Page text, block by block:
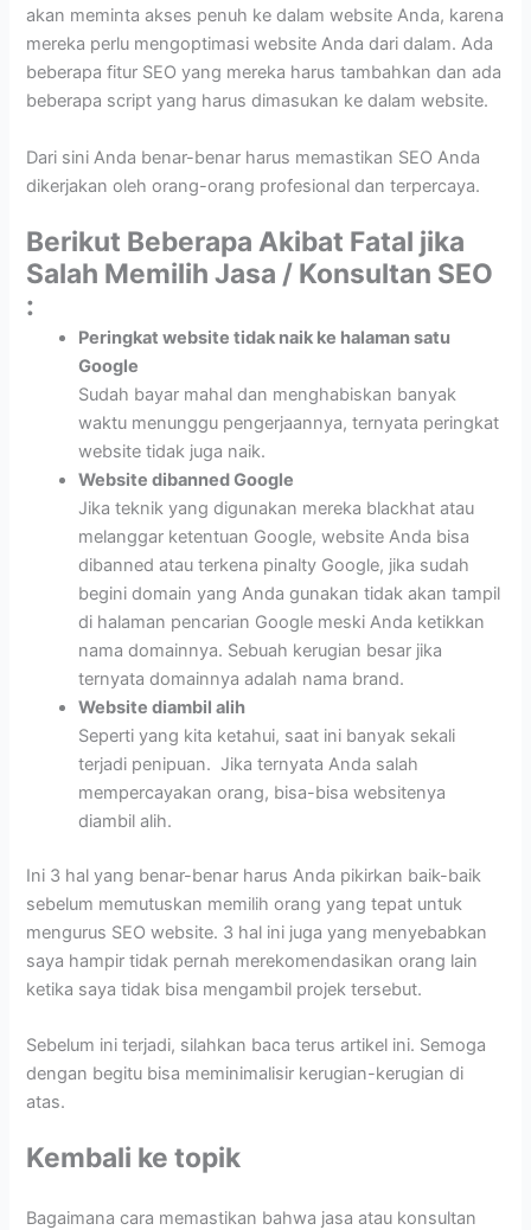
akan meminta akses penuh ke dalam website Anda, karena
mereka perlu mengoptimasi website Anda dari dalam. Ada
beberapa fitur SEO yang mereka harus tambahkan dan ada
beberapa script yang harus dimasukan ke dalam website.
Dari sini Anda benar-benar harus memastikan SEO Anda
dikerjakan oleh orang-orang profesional dan terpercaya.
Berikut Beberapa Akibat Fatal jika
Salah Memilih Jasa / Konsultan SEO
:
Peringkat website tidak naik ke halaman satu
Google
Sudah bayar mahal dan menghabiskan banyak
waktu menunggu pengerjaannya, ternyata peringkat
website tidak juga naik.
Website dibanned Google
Jika teknik yang digunakan mereka blackhat atau
melanggar ketentuan Google, website Anda bisa
dibanned atau terkena pinalty Google, jika sudah
begini domain yang Anda gunakan tidak akan tampil
di halaman pencarian Google meski Anda ketikkan
nama domainnya. Sebuah kerugian besar jika
ternyata domainnya adalah nama brand.
Website diambil alih
Seperti yang kita ketahui, saat ini banyak sekali
terjadi penipuan. Jika ternyata Anda salah
mempercayakan orang, bisa-bisa websitenya
diambil alih.
Ini 3 hal yang benar-benar harus Anda pikirkan baik-baik
sebelum memutuskan memilih orang yang tepat untuk
mengurus SEO website. 3 hal ini juga yang menyebabkan
saya hampir tidak pernah merekomendasikan orang lain
ketika saya tidak bisa mengambil projek tersebut.
Sebelum ini terjadi, silahkan baca terus artikel ini. Semoga
dengan begitu bisa meminimalisir kerugian-kerugian di
atas.
Kembali ke topik
Bagaimana cara memastikan bahwa jasa atau konsultan